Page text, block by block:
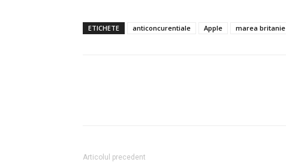
ETICHETE anticoncurentiale Apple marea britanie
Articolul precedent